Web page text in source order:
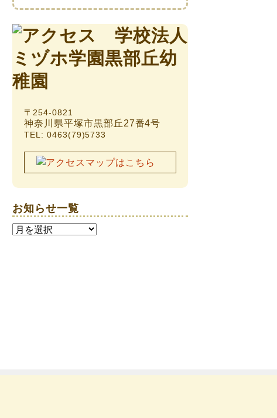
〒254-0821
神奈川県平塚市黒部丘27番4号
TEL: 0463(79)5733
お知らせ一覧
お